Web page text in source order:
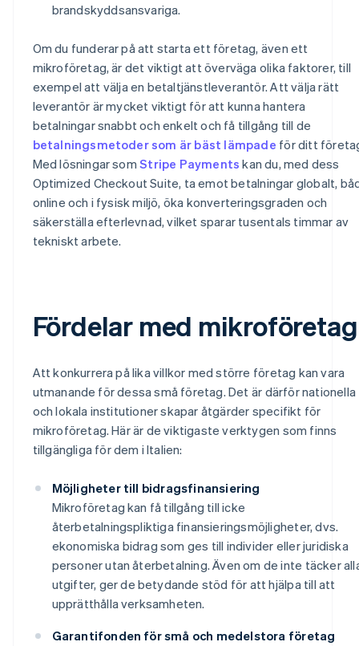
brandskyddsansvariga.
Om du funderar på att starta ett företag, även ett
mikroföretag, är det viktigt att överväga olika faktorer, till
exempel att välja en betaltjänstleverantör. Att välja rätt
leverantör är mycket viktigt för att kunna hantera
betalningar snabbt och enkelt och få tillgång till de
betalningsmetoder som är bäst lämpade för ditt
Med lösningar somStripe Payments kan du, med dess
Optimized Checkout Suite, ta emot betalningar globalt,
online och i fysisk miljö, öka konverteringsgraden och
säkerställa efterlevnad, vilket sparar tusentals timmar av
tekniskt arbete.
Fördelar med mikroföretag
Att konkurrera på lika villkor med större företag kan vara
utmanande för dessa små företag. Det är därför nationella
och lokala institutioner skapar åtgärder specifikt för
mikroföretag. Här är de viktigaste verktygen som finns
tillgängliga för dem i Italien:
Möjligheter till bidragsfinansiering
Mikroföretag kan få tillgång till icke
återbetalningspliktiga finansieringsmöjligheter, dvs.
ekonomiska bidrag som ges till individer eller juridiska
personer utan återbetalning. Även om de inte täcker
utgifter, ger de betydande stöd för att hjälpa till att
upprätthålla verksamheten.
Garantifonden för små och medelstora företag